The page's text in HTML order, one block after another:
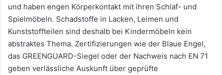
und haben engen Körperkontakt mit ihren Schlaf- und
Spielmöbeln. Schadstoffe in Lacken, Leimen und
Kunststoffteilen sind deshalb bei Kindermöbeln kein
abstraktes Thema. Zertifizierungen wie der Blaue Engel,
das GREENGUARD-Siegel oder der Nachweis nach EN 71
geben verlässliche Auskunft über geprüfte